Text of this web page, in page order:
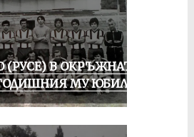
(РУСЕ) В ОКРЪЖНАТА
ГОДИШНИЯ МУ ЮБИЛЕЙ